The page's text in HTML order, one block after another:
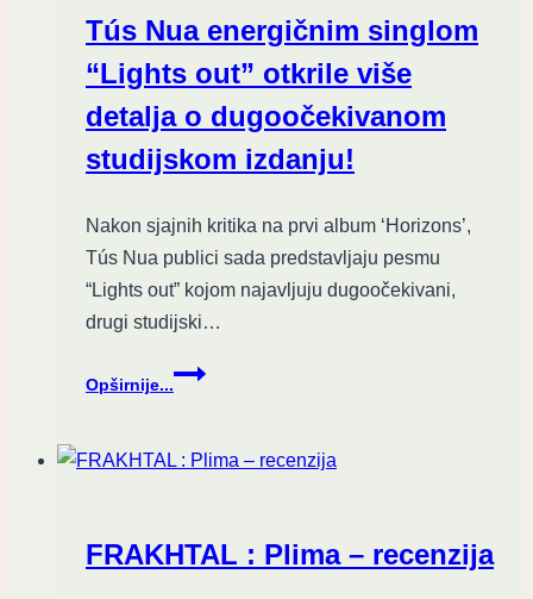
Tús Nua energičnim singlom
“Lights out” otkrile više
detalja o dugoočekivanom
studijskom izdanju!
Nakon sjajnih kritika na prvi album ‘Horizons’,
Tús Nua publici sada predstavljaju pesmu
“Lights out” kojom najavljuju dugoočekivani,
drugi studijski…
Opširnije...
Tús
Nua
singlom
više
FRAKHTAL : Plima – recenzija